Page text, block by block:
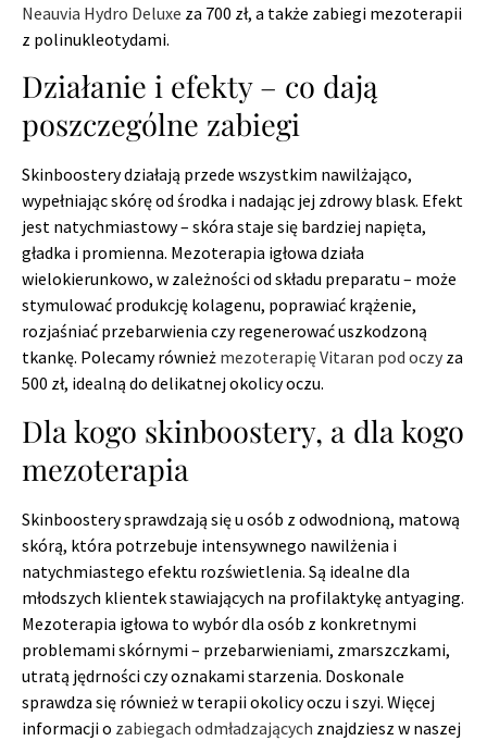
Neauvia Hydro Deluxe za 700 zł, a także zabiegi mezoterapii
z polinukleotydami.
Działanie i efekty – co dają
poszczególne zabiegi
Skinboostery działają przede wszystkim nawilżająco,
wypełniając skórę od środka i nadając jej zdrowy blask. Efekt
jest natychmiastowy – skóra staje się bardziej napięta,
gładka i promienna. Mezoterapia igłowa działa
wielokierunkowo, w zależności od składu preparatu – może
stymulować produkcję kolagenu, poprawiać krążenie,
rozjaśniać przebarwienia czy regenerować uszkodzoną
tkankę. Polecamy również mezoterapię Vitaran pod oczy za
500 zł, idealną do delikatnej okolicy oczu.
Dla kogo skinboostery, a dla kogo
mezoterapia
Skinboostery sprawdzają się u osób z odwodnioną, matową
skórą, która potrzebuje intensywnego nawilżenia i
natychmiastego efektu rozświetlenia. Są idealne dla
młodszych klientek stawiających na profilaktykę antyaging.
Mezoterapia igłowa to wybór dla osób z konkretnymi
problemami skórnymi – przebarwieniami, zmarszczkami,
utratą jędrności czy oznakami starzenia. Doskonale
sprawdza się również w terapii okolicy oczu i szyi. Więcej
informacji o zabiegach odmładzających znajdziesz w naszej